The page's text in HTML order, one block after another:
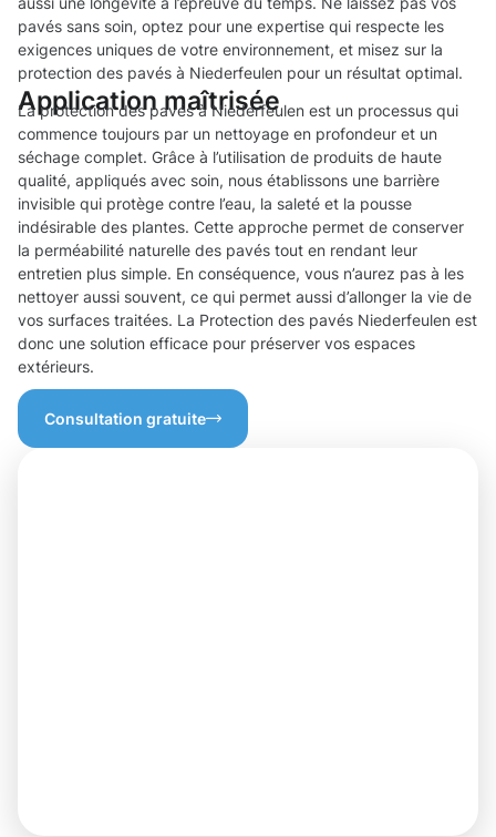
pavés sans soin, optez pour une expertise qui respecte les
exigences uniques de votre environnement, et misez sur la
protection des pavés à Niederfeulen pour un résultat optimal.
Application maîtrisée
La protection des pavés à Niederfeulen est un processus qui
commence toujours par un nettoyage en profondeur et un
séchage complet. Grâce à l’utilisation de produits de haute
qualité, appliqués avec soin, nous établissons une barrière
invisible qui protège contre l’eau, la saleté et la pousse
indésirable des plantes. Cette approche permet de conserver
la perméabilité naturelle des pavés tout en rendant leur
entretien plus simple. En conséquence, vous n’aurez pas à les
nettoyer aussi souvent, ce qui permet aussi d’allonger la vie de
vos surfaces traitées. La Protection des pavés Niederfeulen est
donc une solution efficace pour préserver vos espaces
extérieurs.
Consultation gratuite